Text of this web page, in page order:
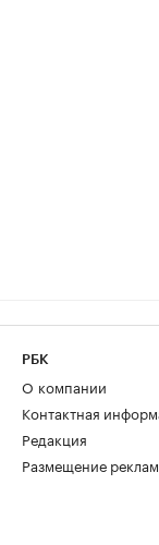
РБК
О компании
Контактная
Редакция
Размещение